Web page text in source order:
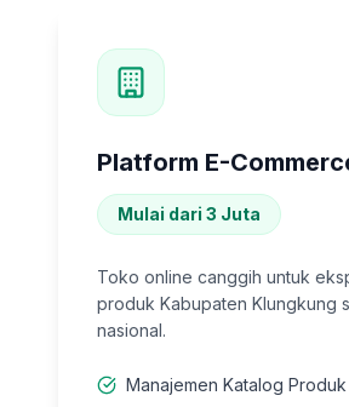
Platform E-
Mulai dari 3 Juta
Toko online canggih untuk
produk Kabupaten Klungkung
nasional.
Manajemen Katalog Produk